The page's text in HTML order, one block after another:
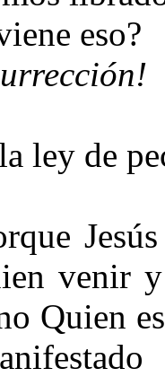
eso?
ley de
venir
Quien